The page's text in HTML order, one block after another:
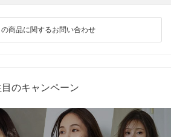
の商品に関するお問い合わせ
目のキャンペーン